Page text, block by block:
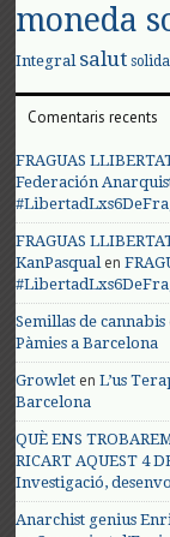
moneda
Integral salut
Comentaris recents
FRAGUAS
Federación
FRAGUAS
KanPasqualen
Semillas de cannabis
Pàmies a Barcelona
Growlet enL’us
Barcelona
QUÈ ENS
RICART AQUEST 4
Investigació,
Anarchist genius